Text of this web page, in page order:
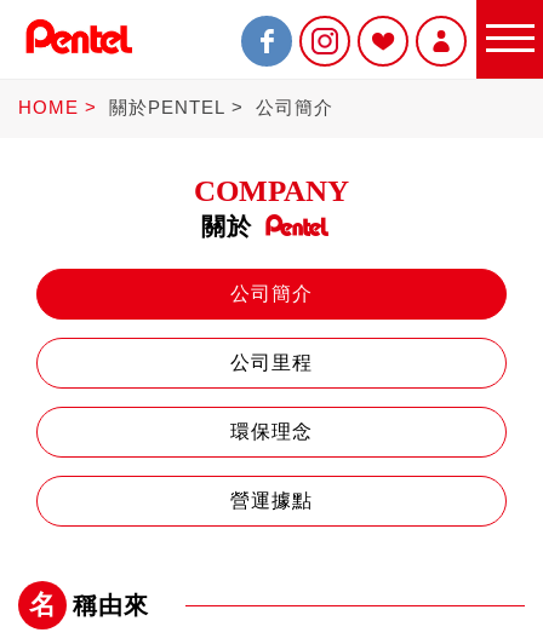
限定商品
HOME 關於PENTEL 公司簡介
COMPANY
關於
公司簡介
公司里程
環保理念
營運據點
名 稱由來